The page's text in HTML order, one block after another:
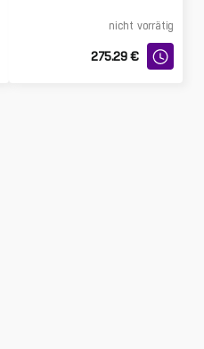
nicht vorrätig
275.29 €